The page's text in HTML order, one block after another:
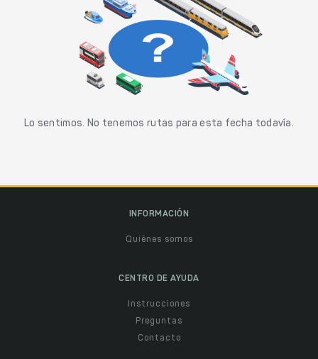
Lo sentimos. No tenemos rutas para esta fecha todavía.
INFORMACIÓN
Quiénes somos
CENTRO DE AYUDA
Instrucciones
Preguntas
Contacto